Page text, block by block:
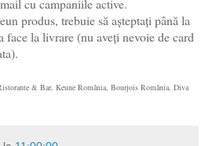
cu campaniile active.
produs, trebuie să așteptați până la
face la livrare (nu aveți nevoie de card
& Bar, Keune România, Bourjois România, Diva